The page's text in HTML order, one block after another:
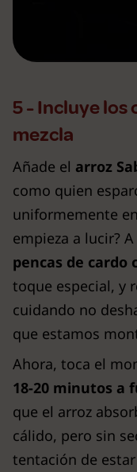
5 - Incluye los
mezcla
Añade el arroz
como quien
uniformemente
empieza a lucir?
pencas de cardo
toque especial, y
cuidando no
que estamos
Ahora, toca el
18-20 minutos a
que el arroz
cálido, pero sin
tentación de